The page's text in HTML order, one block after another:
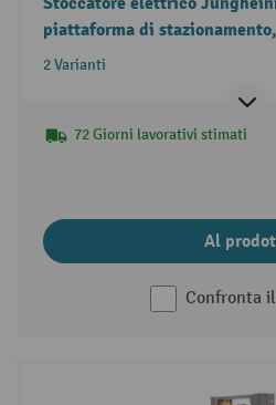
piattaforma di
triplo, portata 1.200 kg
2 Varianti
72 Giorni lavorativi stimati
Al
Confronta